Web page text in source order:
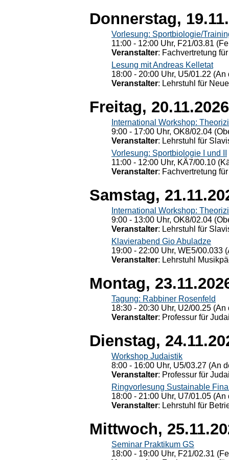
Donnerstag,
Vorlesung: Sportbiologie/
11:00 - 12:00 Uhr, F21/03.81
Veranstalter: Fachvertretung
Lesung mit Andreas Kelletat
18:00 - 20:00 Uhr, U5/01.22
Veranstalter: Lehrstuhl für
Freitag, 20.11.2026
International Workshop:
9:00 - 17:00 Uhr, OK8/02.04
Veranstalter: Lehrstuhl für
Vorlesung: Sportbiologie I und II
11:00 - 12:00 Uhr, KÄ7/00.10
Veranstalter: Fachvertretung
Samstag,
International Workshop:
9:00 - 13:00 Uhr, OK8/02.04
Veranstalter: Lehrstuhl für
Klavierabend Gio Abuladze
19:00 - 22:00 Uhr, WE5/00.033
Veranstalter: Lehrstuhl
Montag,
Tagung: Rabbiner Rosenfeld
18:30 - 20:30 Uhr, U2/00.25
Veranstalter: Professur für
Dienstag,
Workshop Judaistik
8:00 - 16:00 Uhr, U5/03.27 (An
Veranstalter: Professur für
Ringvorlesung Sustainable
18:00 - 21:00 Uhr, U7/01.05
Veranstalter: Lehrstuhl für
Mittwoch,
Seminar Praktikum GS
18:00 - 19:00 Uhr, F21/02.31